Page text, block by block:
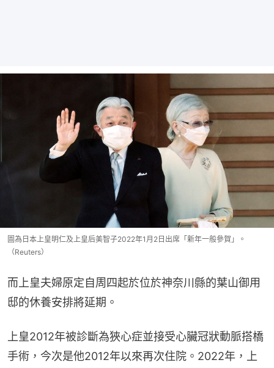
圖為日本上皇明仁及上皇后美智子2022年1月2日出席「新年一般參賀」。
（Reuters）
而上皇夫婦原定自周四起於位於神奈川縣的葉山御用
邸的休養安排將延期。
上皇2012年被診斷為狹心症並接受心臟冠狀動脈搭橋
手術，今次是他2012年以來再次住院。2022年，上